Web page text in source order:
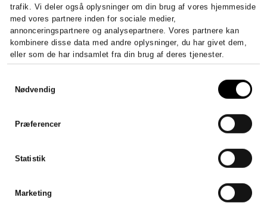
trafik. Vi deler også oplysninger om din brug af vores hjemmeside
med vores partnere inden for sociale medier,
annonceringspartnere og analysepartnere. Vores partnere kan
kombinere disse data med andre oplysninger, du har givet dem,
eller som de har indsamlet fra din brug af deres tjenester.
Nødvendig
Præferencer
Statistik
Marketing